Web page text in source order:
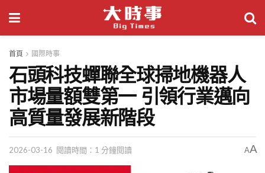
首頁 國際時事
石頭科技蟬聯全球掃地機器人
市場量額雙第一 引領行業邁向
高質量發展新階段
2026-03-16 閱讀時間：1 分鐘閱讀 AA